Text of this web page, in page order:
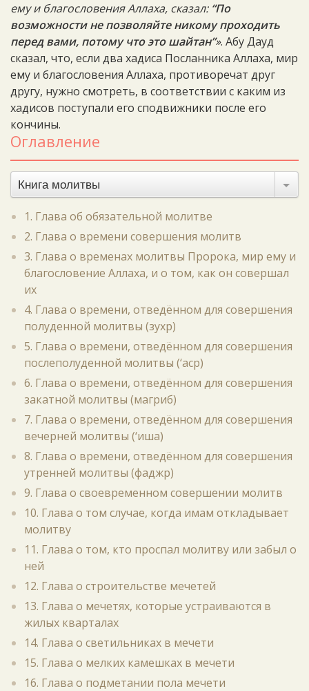
ему и благословения Аллаха, сказал: “По
возможности не позволяйте никому проходить
перед вами, потому что это шайтан”». Абу Дауд
сказал, что, если два хадиса Посланника Аллаха, мир
ему и благословения Аллаха, противоречат друг
другу, нужно смотреть, в соответствии с каким из
хадисов поступали его сподвижники после его
кончины.
Оглавление
Книга молитвы
1. Глава об обязательной молитве
2. Глава о времени совершения молитв
3. Глава о временах молитвы Пророка, мир ему и
благословение Аллаха, и о том, как он совершал
их
4. Глава о времени, отведённом для совершения
полуденной молитвы (зухр)
5. Глава о времени, отведённом для совершения
послеполуденной молитвы (‘аср)
6. Глава о времени, отведённом для совершения
закатной молитвы (магриб)
7. Глава о времени, отведённом для совершения
вечерней молитвы (‘иша)
8. Глава о времени, отведённом для совершения
утренней молитвы (фаджр)
9. Глава о своевременном совершении молитв
10. Глава о том случае, когда имам откладывает
молитву
11. Глава о том, кто проспал молитву или забыл о
ней
12. Глава о строительстве мечетей
13. Глава о мечетях, которые устраиваются в
жилых кварталах
14. Глава о светильниках в мечети
15. Глава о мелких камешках в мечети
16. Глава о подметании пола мечети